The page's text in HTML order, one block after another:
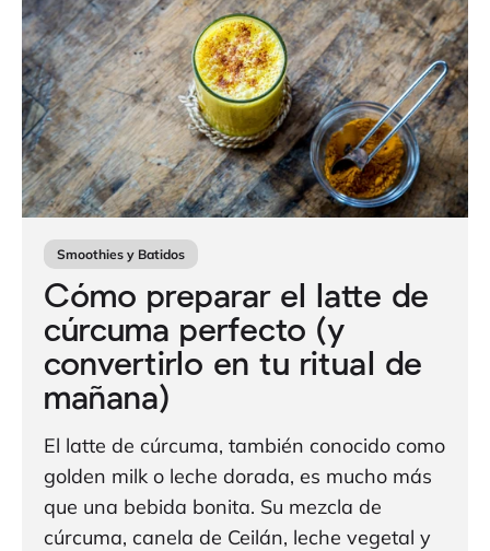
Smoothies y Batidos
Cómo preparar el latte de
cúrcuma perfecto (y
convertirlo en tu ritual de
mañana)
El latte de cúrcuma, también conocido como
golden milk o leche dorada, es mucho más
que una bebida bonita. Su mezcla de
cúrcuma, canela de Ceilán, leche vegetal y